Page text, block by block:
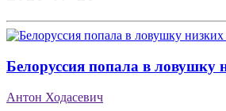
Белоруссия попала в ловушку
Антон Ходасевич